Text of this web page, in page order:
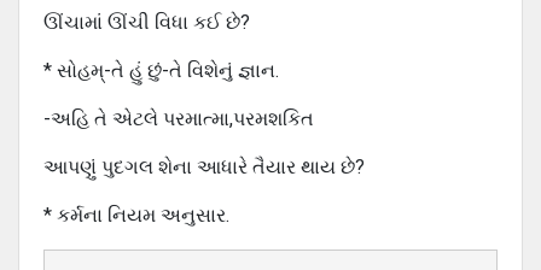
ઊંચામાં ઊંચી વિધા કઈ છે?
* સોહમ્-તે હું છું-તે વિશેનું જ્ઞાન.
-અહિ તે એટલે પરમાત્મા,પરમશકિત
આપણું પુદગલ શેના આધારે તૈયાર થાય છે?
* કર્મના નિયમ અનુસાર.